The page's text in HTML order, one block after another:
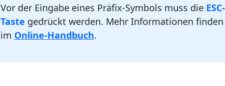
Vor der Eingabe eines Präfix-Symbols muss die ESC-
Taste gedrückt werden. Mehr Informationen finden
im Online-Handbuch.